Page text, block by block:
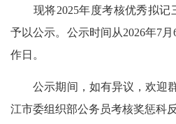
现将2025年度考核优秀拟记
予以公示。公示时间从2026年7
作日。
公示期间，如有异议，欢迎
江市委组织部公务员考核奖惩科反